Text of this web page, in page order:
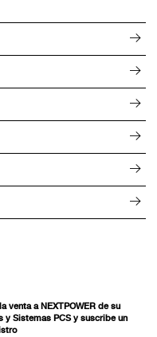
venta a NEXTPOWER de su
Sistemas PCS y suscribe un